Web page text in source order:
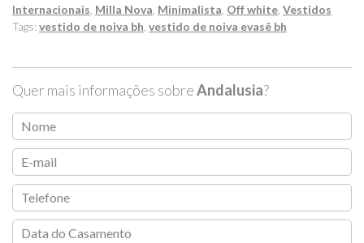
Internacionais Milla Nova Minimalista Off white Vestidos
Tags:vestido de noiva bh vestido de noiva evasê bh
Quer mais informações sobreAndalusia?